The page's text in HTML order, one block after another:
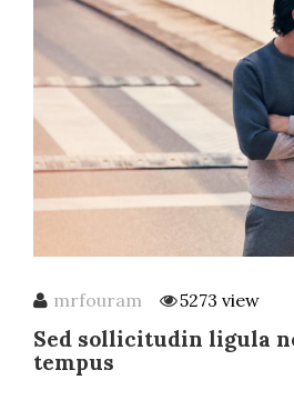
mrfouram 5273 view
Sed sollicitudin ligula
tempus